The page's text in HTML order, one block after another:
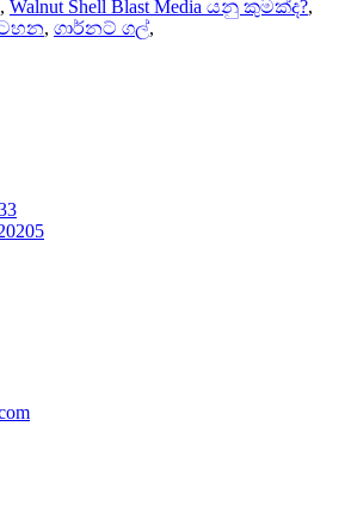
, Walnut Shell Blast Media යනු කුමක්ද?,
, ගාර්නට් ගල්,